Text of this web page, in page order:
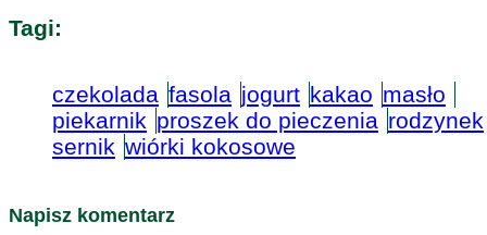
Tagi:
czekolada fasola jogurt kakao masło
piekarnik proszek do pieczenia rodzynek
sernik wiórki kokosowe
Napisz komentarz